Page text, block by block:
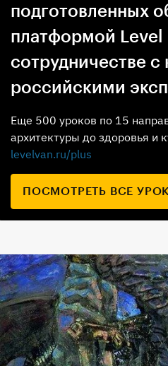
подготовленных
платформой Level
сотрудничестве
российскими
Еще 500 уроков по 15
архитектуры до здоровья и
levelvan.ru/plus
ПОСМОТРЕТЬ ВСЕ